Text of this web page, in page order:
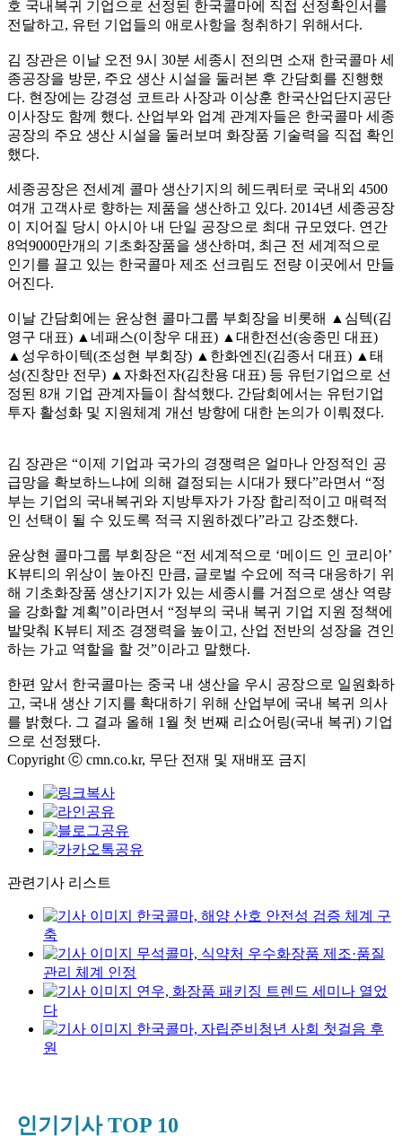
호 국내복귀 기업으로 선정된 한국콜마에 직접 선정확인서를
전달하고, 유턴 기업들의 애로사항을 청취하기 위해서다.
김 장관은 이날 오전 9시 30분 세종시 전의면 소재 한국콜마 세
종공장을 방문, 주요 생산 시설을 둘러본 후 간담회를 진행했
다. 현장에는 강경성 코트라 사장과 이상훈 한국산업단지공단
이사장도 함께 했다. 산업부와 업계 관계자들은 한국콜마 세종
공장의 주요 생산 시설을 둘러보며 화장품 기술력을 직접 확인
했다.
세종공장은 전세계 콜마 생산기지의 헤드쿼터로 국내외 4500
여개 고객사로 향하는 제품을 생산하고 있다. 2014년 세종공장
이 지어질 당시 아시아 내 단일 공장으로 최대 규모였다. 연간
8억9000만개의 기초화장품을 생산하며, 최근 전 세계적으로
인기를 끌고 있는 한국콜마 제조 선크림도 전량 이곳에서 만들
어진다.
이날 간담회에는 윤상현 콜마그룹 부회장을 비롯해 ▲심텍(김
영구 대표) ▲네패스(이창우 대표) ▲대한전선(송종민 대표)
▲성우하이텍(조성현 부회장) ▲한화엔진(김종서 대표) ▲태
성(진창만 전무) ▲자화전자(김찬용 대표) 등 유턴기업으로 선
정된 8개 기업 관계자들이 참석했다. 간담회에서는 유턴기업
투자 활성화 및 지원체계 개선 방향에 대한 논의가 이뤄졌다.
김 장관은 “이제 기업과 국가의 경쟁력은 얼마나 안정적인 공
급망을 확보하느냐에 의해 결정되는 시대가 됐다”라면서 “정
부는 기업의 국내복귀와 지방투자가 가장 합리적이고 매력적
인 선택이 될 수 있도록 적극 지원하겠다”라고 강조했다.
윤상현 콜마그룹 부회장은 “전 세계적으로 ‘메이드 인 코리아’
K뷰티의 위상이 높아진 만큼, 글로벌 수요에 적극 대응하기 위
해 기초화장품 생산기지가 있는 세종시를 거점으로 생산 역량
을 강화할 계획”이라면서 “정부의 국내 복귀 기업 지원 정책에
발맞춰 K뷰티 제조 경쟁력을 높이고, 산업 전반의 성장을 견인
하는 가교 역할을 할 것”이라고 말했다.
한편 앞서 한국콜마는 중국 내 생산을 우시 공장으로 일원화하
고, 국내 생산 기지를 확대하기 위해 산업부에 국내 복귀 의사
를 밝혔다. 그 결과 올해 1월 첫 번째 리쇼어링(국내 복귀) 기업
으로 선정됐다.
Copyright ⓒ cmn.co.kr, 무단 전재 및 재배포 금지
관련기사 리스트
한국콜마, 해양 산호 안전성 검증 체계 구
축
무석콜마, 식약처 우수화장품 제조·품질
관리 체계 인정
연우, 화장품 패키징 트렌드 세미나 열었
다
한국콜마, 자립준비청년 사회 첫걸음 후
원
인기기사 TOP 10